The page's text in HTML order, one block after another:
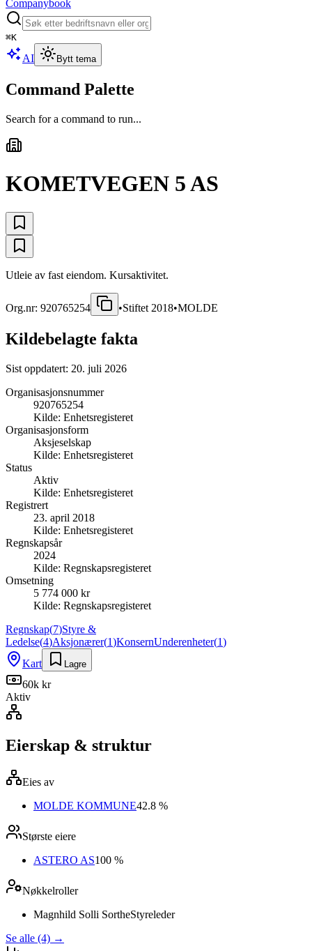
Companybook
⌘K
AI Bytt tema
Command Palette
Search for a command to run...
KOMETVEGEN 5 AS
Utleie av fast eiendom. Kursaktivitet.
Org.nr: 920765254 •Stiftet 2018•MOLDE
Kildebelagte fakta
Sist oppdatert: 20. juli 2026
Organisasjonsnummer
920765254
Kilde: Enhetsregisteret
Organisasjonsform
Aksjeselskap
Kilde: Enhetsregisteret
Status
Aktiv
Kilde: Enhetsregisteret
Registrert
23. april 2018
Kilde: Enhetsregisteret
Regnskapsår
2024
Kilde: Regnskapsregisteret
Omsetning
5 774 000 kr
Kilde: Regnskapsregisteret
Regnskap(7)Styre &
Ledelse(4)Aksjonærer(1)KonsernUnderenheter(1)
Kart
Lagre
60k kr
Aktiv
Eierskap & struktur
Eies av
MOLDE KOMMUNE42.8 %
Største eiere
ASTERO AS100 %
Nøkkelroller
Magnhild Solli SortheStyreleder
Se alle (4) →